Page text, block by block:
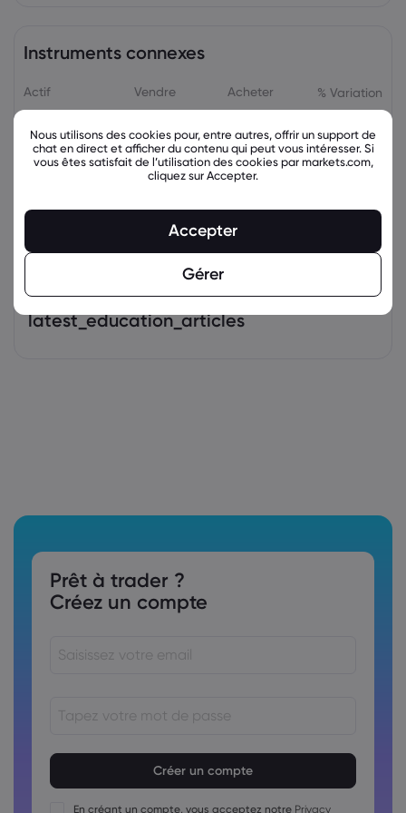
Instruments connexes
Actif Vendre Acheter % Variation
latest_education_articles
Prêt à trader ?
Créez un compte
15&nbsp;caractères
Le mot de passe doit contenir au moins 1 caractère
numérique
En créant un compte, vous acceptez notre Privacy
Nous utilisons des cookies pour, entre autres, offrir un support de
chat en direct et afficher du contenu qui peut vous intéresser. Si
vous êtes satisfait de l’utilisation des cookies par markets.com,
cliquez sur Accepter.
Accepter
Gérer